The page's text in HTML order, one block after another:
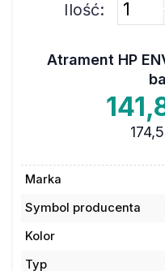
Ilość:
Atrament HP
Marka
Symbol producenta
Kolor
Typ